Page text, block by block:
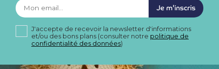
Je m'inscris
J'accepte de recevoir la newsletter d'informations
et/ou des bons plans (consulter notre politique de
confidentialité des données)